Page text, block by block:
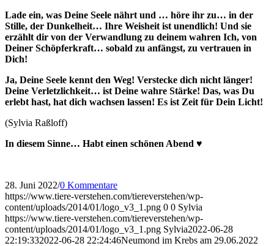
Lade ein, was Deine Seele nährt und … höre ihr zu… in der
Stille, der Dunkelheit… Ihre Weisheit ist unendlich! Und sie
erzählt dir von der Verwandlung zu deinem wahren Ich, von
Deiner Schöpferkraft… sobald zu anfängst, zu vertrauen in
Dich!
Ja, Deine Seele kennt den Weg! Verstecke dich nicht länger!
Deine Verletzlichkeit… ist Deine wahre Stärke! Das, was Du
erlebt hast, hat dich wachsen lassen! Es ist Zeit für Dein Licht!
(Sylvia Raßloff)
In diesem Sinne… Habt einen schönen Abend ♥
28. Juni 2022/0 Kommentare
https://www.tiere-verstehen.com/tiereverstehen/wp-
content/uploads/2014/01/logo_v3_1.png 0 0 Sylvia
https://www.tiere-verstehen.com/tiereverstehen/wp-
content/uploads/2014/01/logo_v3_1.png Sylvia2022-06-28
22:19:332022-06-28 22:24:46Neumond im Krebs am 29.06.2022